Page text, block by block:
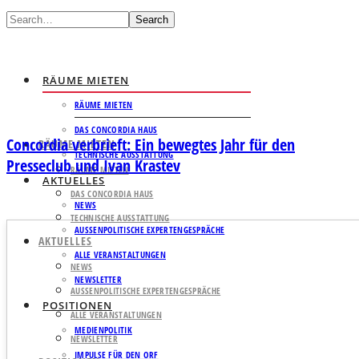
Search
RÄUME MIETEN
RÄUME MIETEN
DAS CONCORDIA HAUS
TECHNISCHE AUSSTATTUNG
AKTUELLES
NEWS
AUSSENPOLITISCHE EXPERTENGESPRÄCHE
ALLE VERANSTALTUNGEN
NEWSLETTER
POSITIONEN
MEDIENPOLITIK
IMPULSE FÜR DEN ORF
RÄUME MIETEN
RÄUME MIETEN
DAS CONCORDIA HAUS
TECHNISCHE AUSSTATTUNG
AKTUELLES
NEWS
AUSSENPOLITISCHE EXPERTENGESPRÄCHE
ALLE VERANSTALTUNGEN
NEWSLETTER
Concordia verbrieft: Ein bewegtes Jahr für den
Presseclub und Ivan Krastev